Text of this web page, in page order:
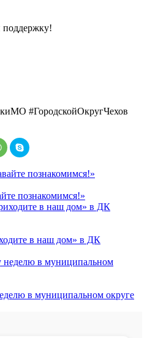
поддержку!
#ГородскойОкругЧехов
познакомимся!»
в наш дом» в ДК
в муниципальном округе